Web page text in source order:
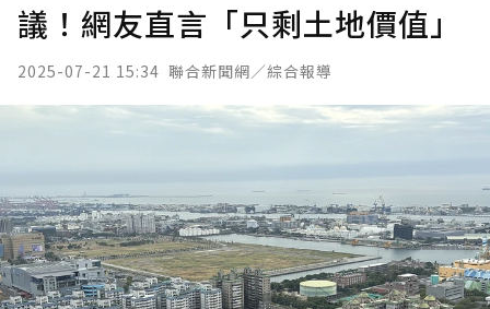
議！網友直言「只剩土地價值」
2025-07-21 15:34 聯合新聞網／綜合報導